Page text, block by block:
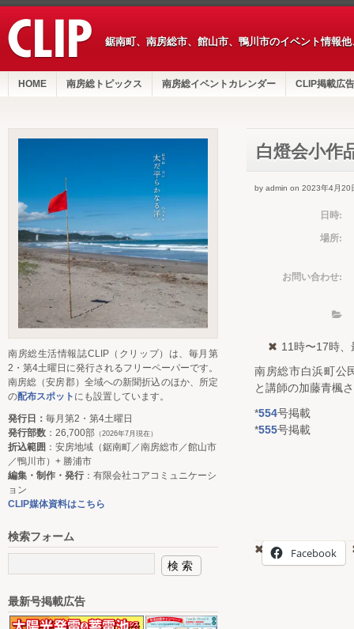
鋸南町、南房総市、館山市、鴨川市のイベント情報
HOME 南房総トピックス 南房総イベントカレンダー CLIP掲載広告
白燈会小作
by admin on 2023年4月20
日時:
場所:
お問い合わせ:
11時〜17時
南房総市白浜町公
と講師の加藤青楓
*554号掲載
*555号掲載
Facebook
南房総生活情報誌CLIP（クリップ）は、毎月第
2・第4土曜日に発行されるフリーペーパーです。
南房総（安房郡）全域への新聞折込のほか、所定
の配布スポット にも設置しています。
発行日： 毎月第2・第4土曜日
発行部数 ：26,700部 （2026年7月現在）
折込範囲 ：安房地域（鋸南町／南房総市／館山市
／鴨川市）+ 勝浦市
編集・制作・発行：有限会社コアコミュニケーシ
ョン
CLIP媒体資料はこちら
検索フォーム
最新号掲載広告